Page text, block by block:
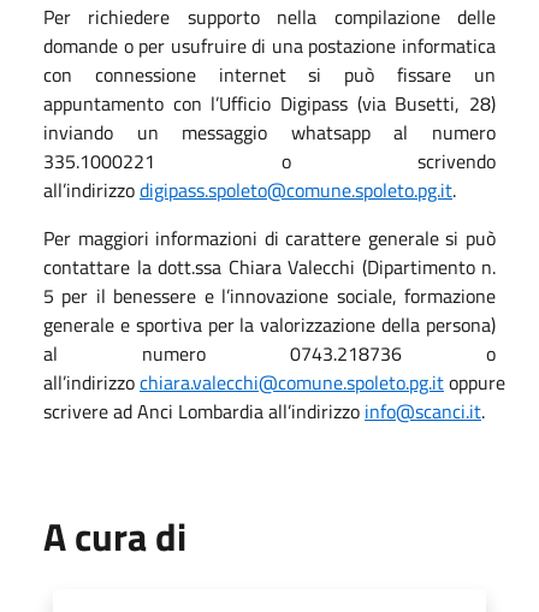
Per richiedere supporto nella compilazione delle
domande o per usufruire di una postazione informatica
con connessione internet si può fissare un
appuntamento con l’Ufficio Digipass (via Busetti, 28)
inviando un messaggio whatsapp al numero
335.1000221 o scrivendo
all’indirizzodigipass.spoleto@comune.spoleto.pg.it.
Per maggiori informazioni di carattere generale si può
contattare la dott.ssa Chiara Valecchi (Dipartimento n.
5 per il benessere e l’innovazione sociale, formazione
generale e sportiva per la valorizzazione della persona)
al numero 0743.218736 o
all’indirizzochiara.valecchi@comune.spoleto.pg.itoppure
scrivere ad Anci Lombardia all’indirizzo info@scanci.it.
A cura di